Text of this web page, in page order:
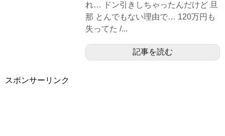
れ… ドン引きしちゃったんだけど 旦
那 とんでもない理由で… 120万円も
失ってた /...
記事を読む
スポンサーリンク